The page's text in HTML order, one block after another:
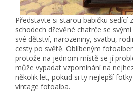
Představte si starou babičku sedící
schodech dřevěné chatrče se
své dětství, narozeniny, svatbu,
cesty po světě. Oblíbeným
protože na jednom místě se jí
může vypadat vzpomínání na
několik let, pokud si ty nejlepší
vintage fotoalba.